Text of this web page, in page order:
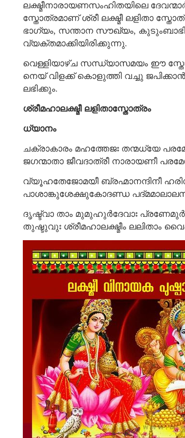
ലക്ഷ്മീനാരായണസംഹിതയിലെ
സ്തോത്രമാണ് ശ്രീ ലക്ഷ്മീ ലളിതാ
ഭാഗ്യം, സന്താന സൗഖ്യം,
വ്യക്തമാക്കിയിരിക്കുന്നു.
വെള്ളിയാഴ്ച സന്ധ്യാസമയം ഈ
നെയ് വിളക്ക് കൊളുത്തി വച്ചു
ലഭിക്കും.
ശ്രീമഹാലക്ഷ്മീ ലളിതാസ്തോത്രം
ധ്യാനം
ചക്രാകാരം മഹത്തേജഃ തന്മധ്യേ
ജഗന്മാതാ ജീവദാത്രീ നാരായണീ
വ്യൂഹതേജോമയീ ബ്രഹ്മാനന്ദിനീ
പാശാങ്കുശേക്ഷുകോദണ്ഡ
ദൃഷ്ട്വാ താം മുമുഹുർദേവാഃ
തുഷ്ടുവുഃ ശ്രീമഹാലക്ഷ്മീം ലലിതാം